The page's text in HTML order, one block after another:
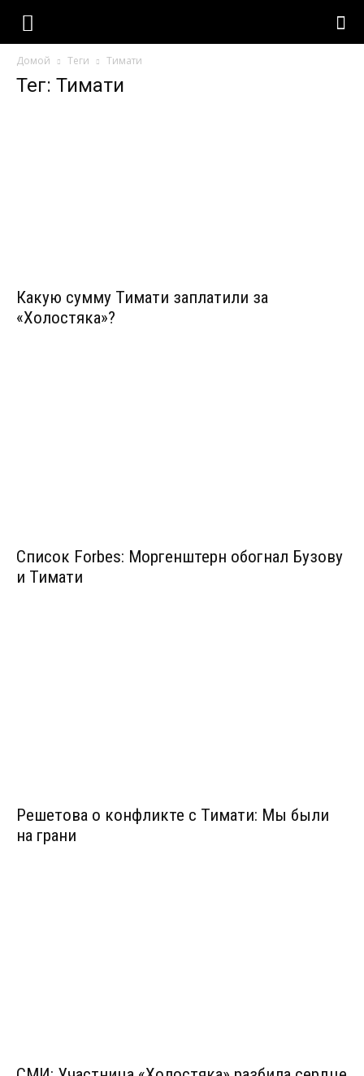
Домой Теги Тимати
Тег: Тимати
Какую сумму Тимати заплатили за
«Холостяка»?
Список Forbes: Моргенштерн обогнал Бузову
и Тимати
Решетова о конфликте с Тимати: Мы были
на грани